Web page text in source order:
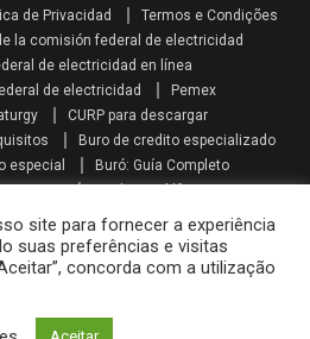
de Privacidad
Termos e Condições
la comisión federal de electricidad
de electricidad en línea
de electricidad
Pemex
CURP para descargar
Buro de credito especializado
especial
Buró: Guía Completo
Aguinaldo por Ley
Aguinaldo
vacacional
Primas vacacionales
Paquetes amigo sin limite
linea
Walmart facturacion
site para fornecer a experiência
suas preferências e visitas
concorda com a utilização